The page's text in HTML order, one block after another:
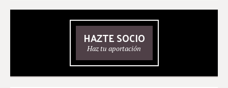
HAZTE SOCIO
Haz tu aportación